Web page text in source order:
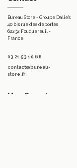
Bureau Store - Groupe Dalie's
40 bis rue des déportés
62232 Fouquereuil -
France
03 21 53 10 68
contact@bureau-
store.fr
Mon Compte